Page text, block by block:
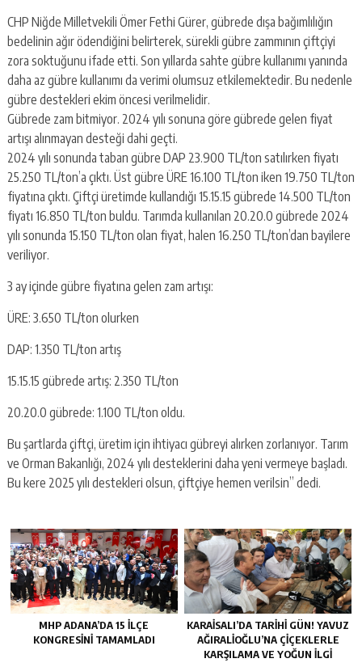
CHP Niğde Milletvekili Ömer Fethi Gürer, gübrede dışa bağımlılığın
bedelinin ağır ödendiğini belirterek, sürekli gübre zammının çiftçiyi
zora soktuğunu ifade etti. Son yıllarda sahte gübre kullanımı yanında
daha az gübre kullanımı da verimi olumsuz etkilemektedir. Bu nedenle
gübre destekleri ekim öncesi verilmelidir.
Gübrede zam bitmiyor. 2024 yılı sonuna göre gübrede gelen fiyat
artışı alınmayan desteği dahi geçti.
2024 yılı sonunda taban gübre DAP 23.900 TL/ton satılırken fiyatı
25.250 TL/ton’a çıktı. Üst gübre ÜRE 16.100 TL/ton iken 19.750 TL/ton
fiyatına çıktı. Çiftçi üretimde kullandığı 15.15.15 gübrede 14.500 TL/ton
fiyatı 16.850 TL/ton buldu. Tarımda kullanılan 20.20.0 gübrede 2024
yılı sonunda 15.150 TL/ton olan fiyat, halen 16.250 TL/ton’dan bayilere
veriliyor.
3 ay içinde gübre fiyatına gelen zam artışı:
ÜRE: 3.650 TL/ton olurken
DAP: 1.350 TL/ton artış
15.15.15 gübrede artış: 2.350 TL/ton
20.20.0 gübrede: 1.100 TL/ton oldu.
Bu şartlarda çiftçi, üretim için ihtiyacı gübreyi alırken zorlanıyor. Tarım
ve Orman Bakanlığı, 2024 yılı desteklerini daha yeni vermeye başladı.
Bu kere 2025 yılı destekleri olsun, çiftçiye hemen verilsin” dedi.
MHP ADANA’DA 15 İLÇE
KONGRESINI TAMAMLADI
KARAISALI’DA TARIHI GÜN! YAVUZ
AĞIRALIOĞLU’NA ÇIÇEKLERLE
KARŞILAMA VE YOĞUN İLGI